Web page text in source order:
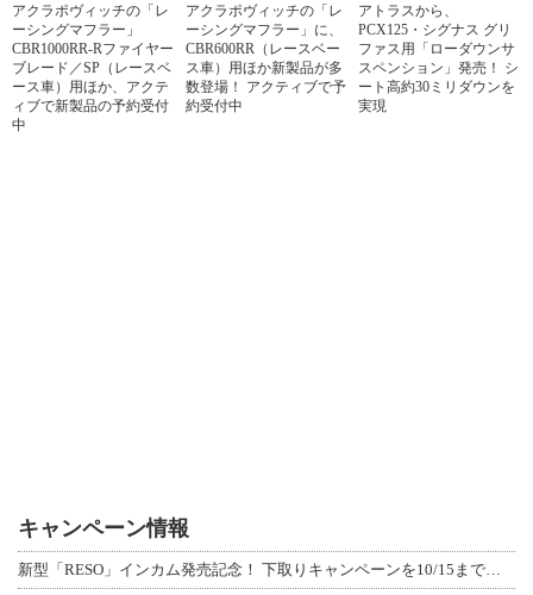
アクラポヴィッチの「レ
ーシングマフラー」
CBR1000RR-Rファイヤー
ブレード／SP（レースベ
ース車）用ほか、アクテ
ィブで新製品の予約受付
中
アクラポヴィッチの「レ
ーシングマフラー」に、
CBR600RR（レースベー
ス車）用ほか新製品が多
数登場！ アクティブで予
約受付中
アトラスから、
PCX125・シグナス グリ
ファス用「ローダウンサ
スペンション」発売！ シ
ート高約30ミリダウンを
実現
キャンペーン情報